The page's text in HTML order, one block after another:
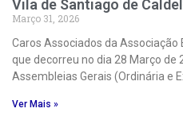
Vila de Santiago de
Março 31, 2026
Caros Associados da
que decorreu no dia 28 Março
Assembleias Gerais (Ordinária e
Ver Mais »